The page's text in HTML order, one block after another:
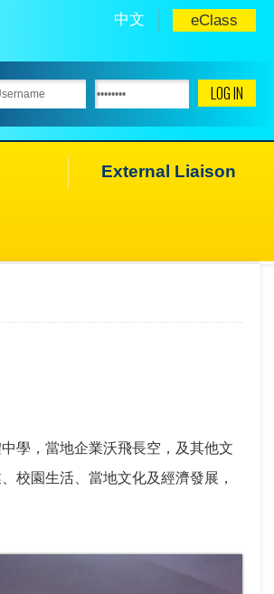
中文 eClass
External Liaison
學，當地企業沃飛長空，及其他文
校園生活、當地文化及經濟發展，